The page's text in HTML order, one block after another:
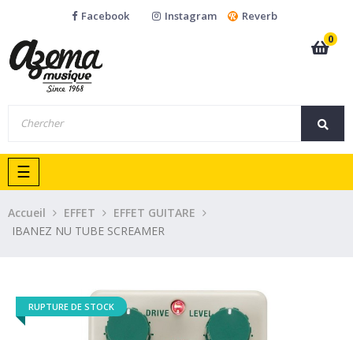
Facebook Instagram
Reverb
0
Basculer
la
navigation
☰
Accueil EFFET
EFFET GUITARE
IBANEZ NU TUBE SCREAMER
RUPTURE DE STOCK